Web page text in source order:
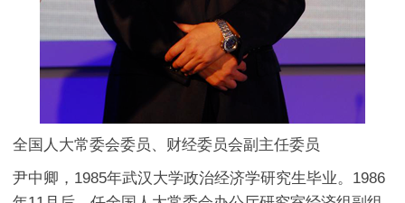
全国人大常委会委员、财经委员会副主任委员
尹中卿，1985年武汉大学政治经济学研究生毕业。1986